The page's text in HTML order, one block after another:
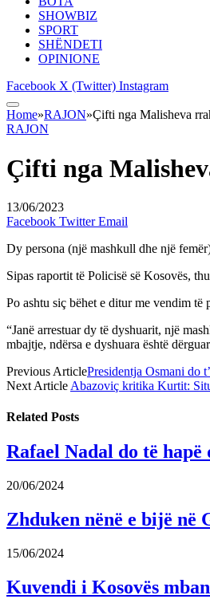
SHOWBIZ
SPORT
SHËNDETI
OPINIONE
Facebook X (Twitter) Instagram
Home»RAJON»Çifti nga Malisheva
RAJON
Çifti nga
13/06/2023
Facebook Twitter Email
Dy persona (një mashkull dhe një
Sipas raportit të Policisë së Kosovës,
Po ashtu siç bëhet e ditur me vendim të
“Janë arrestuar dy të dyshuarit, një
mbajtje, ndërsa e dyshuara është
Previous ArticlePresidentja ​Osmani do
Next Article Abazoviç kritika Kurtit:
Related Posts
Rafael Nadal do të
20/06/2024
Zhduken nënë e bijë në
15/06/2024
Kuvendi i Kosovës